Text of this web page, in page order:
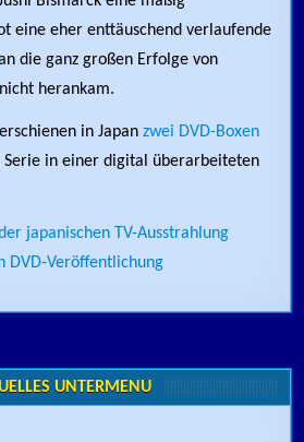
eine eher enttäuschend verlaufende
die ganz großen Erfolge von
nicht herankam.
in Japanzwei DVD-Boxen
Serie in einer digital überarbeiteten
japanischen TV-Ausstrahlung
DVD-Veröffentlichung
UNTERMENÜ